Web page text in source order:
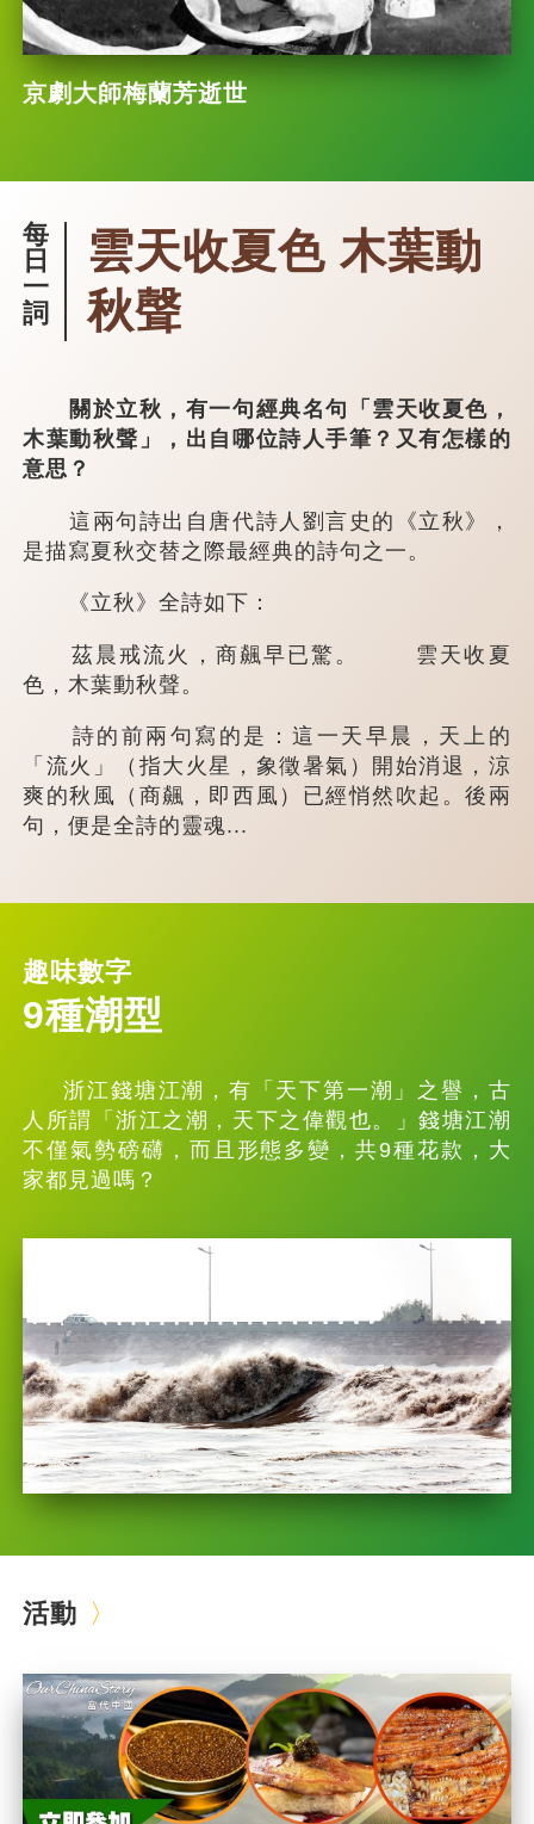
京劇大師梅蘭芳逝世
每
日
一
詞
雲天收夏色 木葉動
秋聲
關於立秋，有一句經典名句「雲天收夏色，
木葉動秋聲」，出自哪位詩人手筆？又有怎樣的
意思？
這兩句詩出自唐代詩人劉言史的《立秋》，
是描寫夏秋交替之際最經典的詩句之一。
《立秋》全詩如下：
茲晨戒流火，商飆早已驚。 雲天收夏
色，木葉動秋聲。
詩的前兩句寫的是：這一天早晨，天上的
「流火」（指大火星，象徵暑氣）開始消退，涼
爽的秋風（商飆，即西風）已經悄然吹起。後兩
句，便是全詩的靈魂...
趣味數字
9種潮型
浙江錢塘江潮，有「天下第一潮」之譽，古
人所謂「浙江之潮，天下之偉觀也。」錢塘江潮
不僅氣勢磅礴，而且形態多變，共9種花款，大
家都見過嗎？
活動